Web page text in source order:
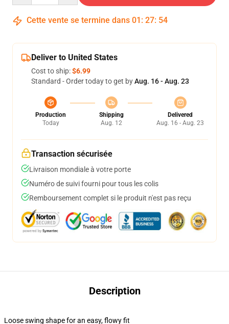
Cette vente se termine dans 01 : 27: 54
Deliver to United States
Cost to ship:$6.99
Standard - Order today to get byAug. 16 - Aug. 23
Production
Today
Shipping
Aug. 12
Delivered
Aug. 16 - Aug. 23
Transaction sécurisée
Livraison mondiale à votre porte
Numéro de suivi fourni pour tous les colis
Remboursement complet si le produit n'est pas reçu
Description
Loose swing shape for an easy, flowy fit